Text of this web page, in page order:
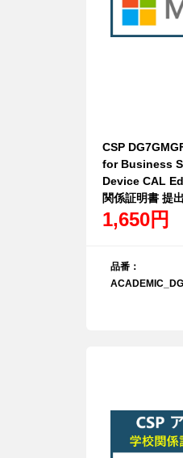
CSP
for Business
Device CAL
関係証明書 提
1,650円
品番：